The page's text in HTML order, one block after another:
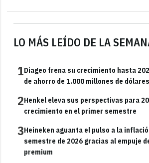
LO MÁS LEÍDO DE LA
1Diageo frena su crecimiento hasta
de ahorro de 1.000 millones de dólares
2Henkel eleva sus perspectivas para
crecimiento en el primer semestre
3Heineken aguanta el pulso a la
semestre de 2026 gracias al empuje
premium